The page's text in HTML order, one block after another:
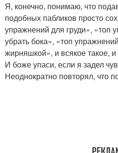
Я, конечно, понимаю, что
подобных пабликов просто
упражнений для груди», «топ
убрать бока», «топ
жирняшкой», и всякое такое,
И боже упаси, если я задел
Неоднократно повторял, что